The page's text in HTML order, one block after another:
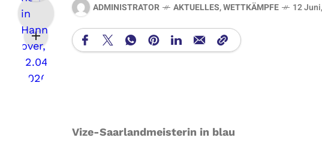
ADMINISTRATOR AKTUELLES,WETTKÄMPFE 12
Vize-Saarlandmeisterin in blau